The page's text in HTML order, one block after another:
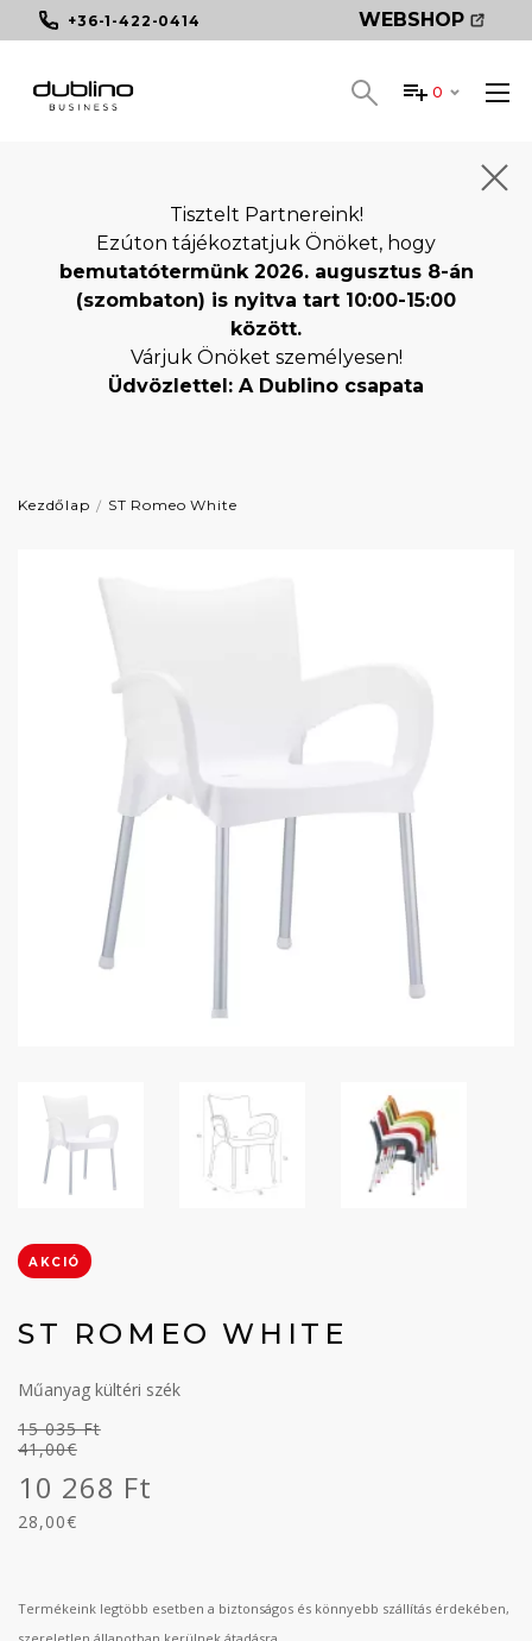
+36-1-422-0414 WEBSHOP
0
Tisztelt Partnereink!
Ezúton tájékoztatjuk Önöket, hogy
bemutatótermünk 2026. augusztus 8-án
(szombaton) is nyitva tart 10:00-15:00
között.
Várjuk Önöket személyesen!
Üdvözlettel: A Dublino csapata
Kezdőlap ST Romeo White
AKCIÓ
ST ROMEO WHITE
Műanyag kültéri szék
10 268 Ft
28,00€
15 035 Ft
41,00€
Termékeink legtöbb esetben a biztonságos és könnyebb szállítás érdekében,